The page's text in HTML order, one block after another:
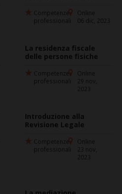
Competenze
professionali
Online
06 dic, 2023
La residenza fiscale
delle persone fisiche
Competenze
professionali
Online
29 nov,
2023
Introduzione alla
Revisione Legale
Competenze
professionali
Online
23 nov,
2023